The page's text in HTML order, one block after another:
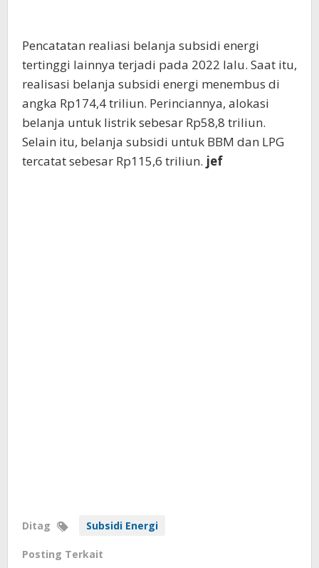
Pencatatan realiasi belanja subsidi energi
tertinggi lainnya terjadi pada 2022 lalu. Saat itu,
realisasi belanja subsidi energi menembus di
angka Rp174,4 triliun. Perinciannya, alokasi
belanja untuk listrik sebesar Rp58,8 triliun.
Selain itu, belanja subsidi untuk BBM dan LPG
tercatat sebesar Rp115,6 triliun. jef
Ditag Subsidi Energi
Posting Terkait